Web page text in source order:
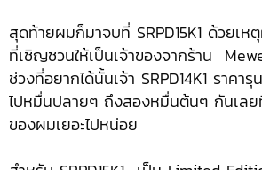
สุดท้ายผมก็มาจบที่ SRPD15K1 ด้วยเ
ที่เชิญชวนให้เป็นเจ้าของจากร้าน
ช่วงที่อยากได้นั้นเจ้า SRPD14K1 ราคา
ไปหมื่นปลายๆ ถึงสองหมื่นต้นๆ กันเล
ของผมเยอะไปหน่อย